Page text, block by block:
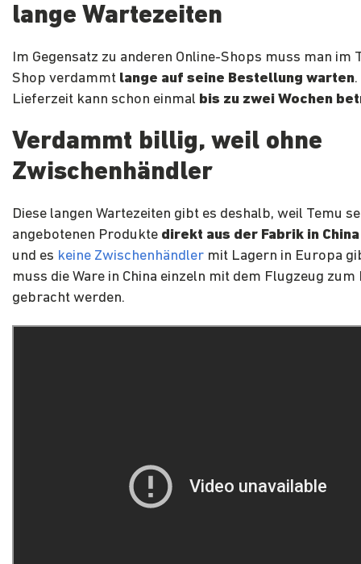
lange Wartezeiten
Im Gegensatz zu anderen Online-Shops muss man im
Shop verdammt lange auf seine Bestellung warten
Lieferzeit kann schon einmal bis zu zwei Wochen
Verdammt billig, weil ohne
Zwischenhändler
Diese langen Wartezeiten gibt es deshalb, weil Temu
angebotenen Produkte direkt aus der Fabrik in China
und es keine Zwischenhändler mit Lagern in Europa
muss die Ware in China einzeln mit dem Flugzeug zum
gebracht werden.